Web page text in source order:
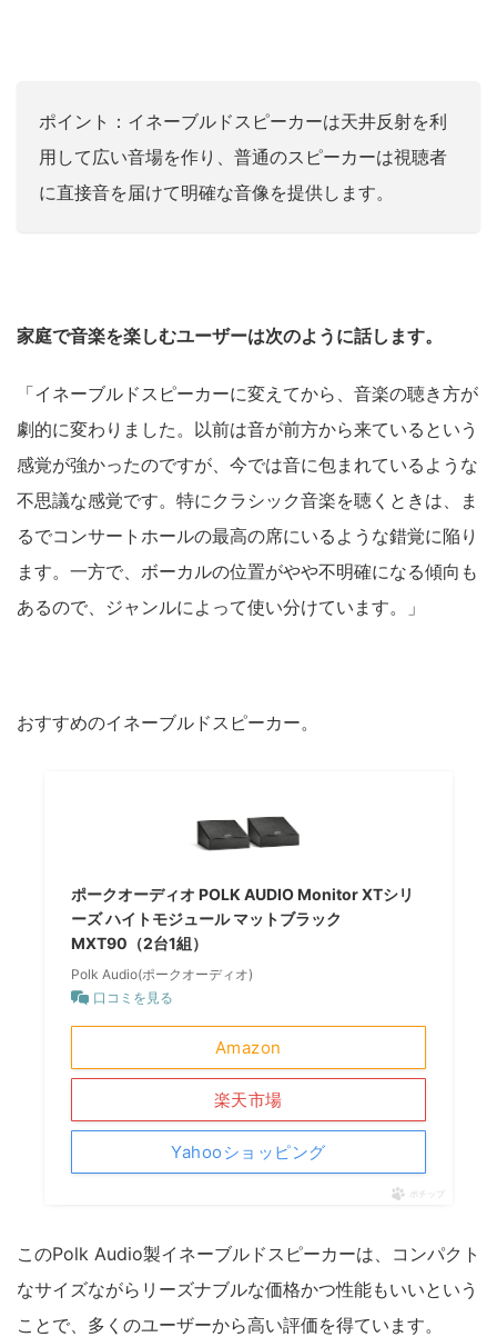
ポイント：イネーブルドスピーカーは天井反射を利
用して広い音場を作り、普通のスピーカーは視聴者
に直接音を届けて明確な音像を提供します。
家庭で音楽を楽しむユーザーは次のように話します。
「イネーブルドスピーカーに変えてから、音楽の聴き方が
劇的に変わりました。以前は音が前方から来ているという
感覚が強かったのですが、今では音に包まれているような
不思議な感覚です。特にクラシック音楽を聴くときは、ま
るでコンサートホールの最高の席にいるような錯覚に陥り
ます。一方で、ボーカルの位置がやや不明確になる傾向も
あるので、ジャンルによって使い分けています。」
おすすめのイネーブルドスピーカー。
ポークオーディオ POLK AUDIO Monitor XTシリ
ーズ ハイトモジュール マットブラック
MXT90（2台1組）
Polk Audio(ポークオーディオ)
口コミを見る
Amazon
楽天市場
Yahooショッピング
ポチップ
このPolk Audio製イネーブルドスピーカーは、コンパクト
なサイズながらリーズナブルな価格かつ性能もいいという
ことで、多くのユーザーから高い評価を得ています。